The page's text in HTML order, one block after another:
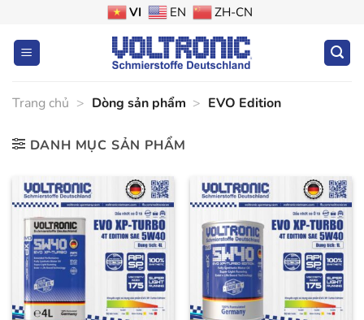
dung
VI EN ZH-CN
Trang chủ > Dòng sản phẩm > EVO Edition
DANH MỤC SẢN PHẨM